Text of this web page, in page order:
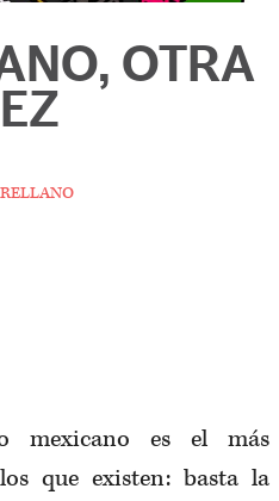
OTRA
mexicano es el más
que existen: basta la